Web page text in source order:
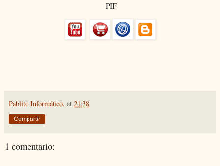
PIF
Pablito Informático. at 21:38
Compartir
1 comentario: